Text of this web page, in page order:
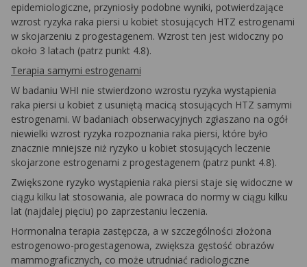
epidemiologiczne, przyniosły podobne wyniki, potwierdzające
wzrost ryzyka raka piersi u kobiet stosujących HTZ estrogenami
w skojarzeniu z progestagenem. Wzrost ten jest widoczny po
około 3 latach (patrz punkt 4.8).
Terapia samymi estrogenami
W badaniu WHI nie stwierdzono wzrostu ryzyka wystąpienia
raka piersi u kobiet z usuniętą macicą stosujących HTZ samymi
estrogenami. W badaniach obserwacyjnych zgłaszano na ogół
niewielki wzrost ryzyka rozpoznania raka piersi, które było
znacznie mniejsze niż ryzyko u kobiet stosujących leczenie
skojarzone estrogenami z progestagenem (patrz punkt 4.8).
Zwiększone ryzyko wystąpienia raka piersi staje się widoczne w
ciągu kilku lat stosowania, ale powraca do normy w ciągu kilku
lat (najdalej pięciu) po zaprzestaniu leczenia.
Hormonalna terapia zastępcza, a w szczególności złożona
estrogenowo-progestagenowa, zwiększa gęstość obrazów
mammograficznych, co może utrudniać radiologiczne